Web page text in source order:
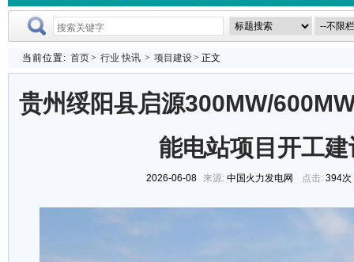
当前位置: 首页> 行业 快讯 > 项目建设> 正文
贵州绥阳县启源300MW/
能电站项目开工建
2026-06-08 来源: 中国火力发电网 点击: 394次